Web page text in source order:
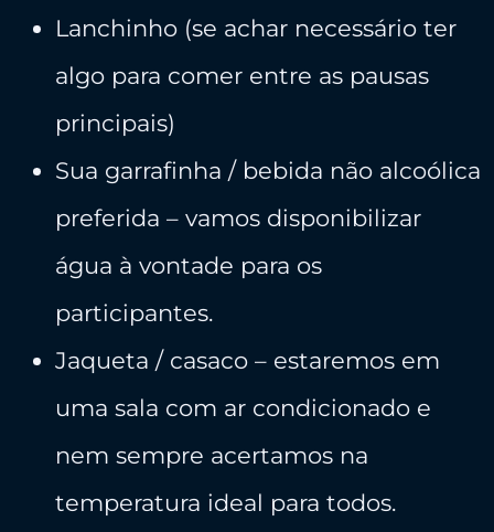
Lanchinho (se achar necessário ter
algo para comer entre as pausas
principais)
Sua garrafinha / bebida não alcoólica
preferida – vamos disponibilizar
água à vontade para os
participantes.
Jaqueta / casaco – estaremos em
uma sala com ar condicionado e
nem sempre acertamos na
temperatura ideal para todos.